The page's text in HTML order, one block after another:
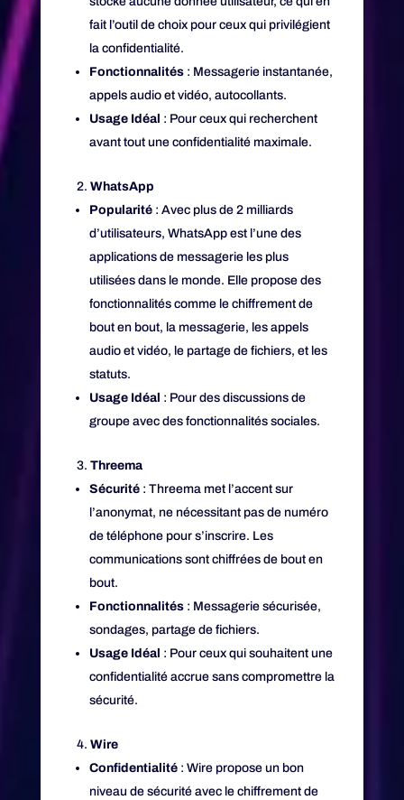
fait l’outil de choix pour ceux qui privilégient
la confidentialité.
Fonctionnalités: Messagerie instantanée,
appels audio et vidéo, autocollants.
Usage Idéal : Pour ceux qui recherchent
avant tout une confidentialité maximale.
WhatsApp
Popularité: Avec plus de 2 milliards
d’utilisateurs, WhatsApp est l’une des
applications de messagerie les plus
utilisées dans le monde. Elle propose des
fonctionnalités comme le chiffrement de
bout en bout, la messagerie, les appels
audio et vidéo, le partage de fichiers, et les
statuts.
Usage Idéal : Pour des discussions de
groupe avec des fonctionnalités sociales.
Threema
Sécurité: Threema met l’accent sur
l’anonymat, ne nécessitant pas de numéro
de téléphone pour s’inscrire. Les
communications sont chiffrées de bout en
bout.
Fonctionnalités: Messagerie sécurisée,
sondages, partage de fichiers.
Usage Idéal : Pour ceux qui souhaitent une
confidentialité accrue sans compromettre la
sécurité.
Wire
Confidentialité: Wire propose un bon
niveau de sécurité avec le chiffrement de